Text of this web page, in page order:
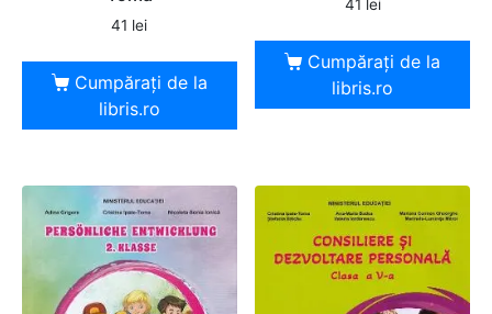
41 lei
Cumpărați de la
libris.ro
41 lei
Cumpărați de la
libris.ro